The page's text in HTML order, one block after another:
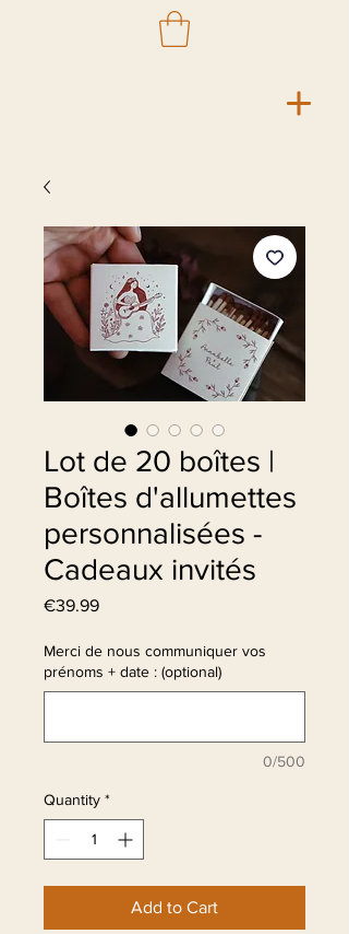
Lot de 20 boîtes |
Boîtes d'allumettes
personnalisées -
Cadeaux invités
€39.99Price
Merci de nous communiquer vos
prénoms + date : (optional)
0/500
Quantity *
Add to Cart